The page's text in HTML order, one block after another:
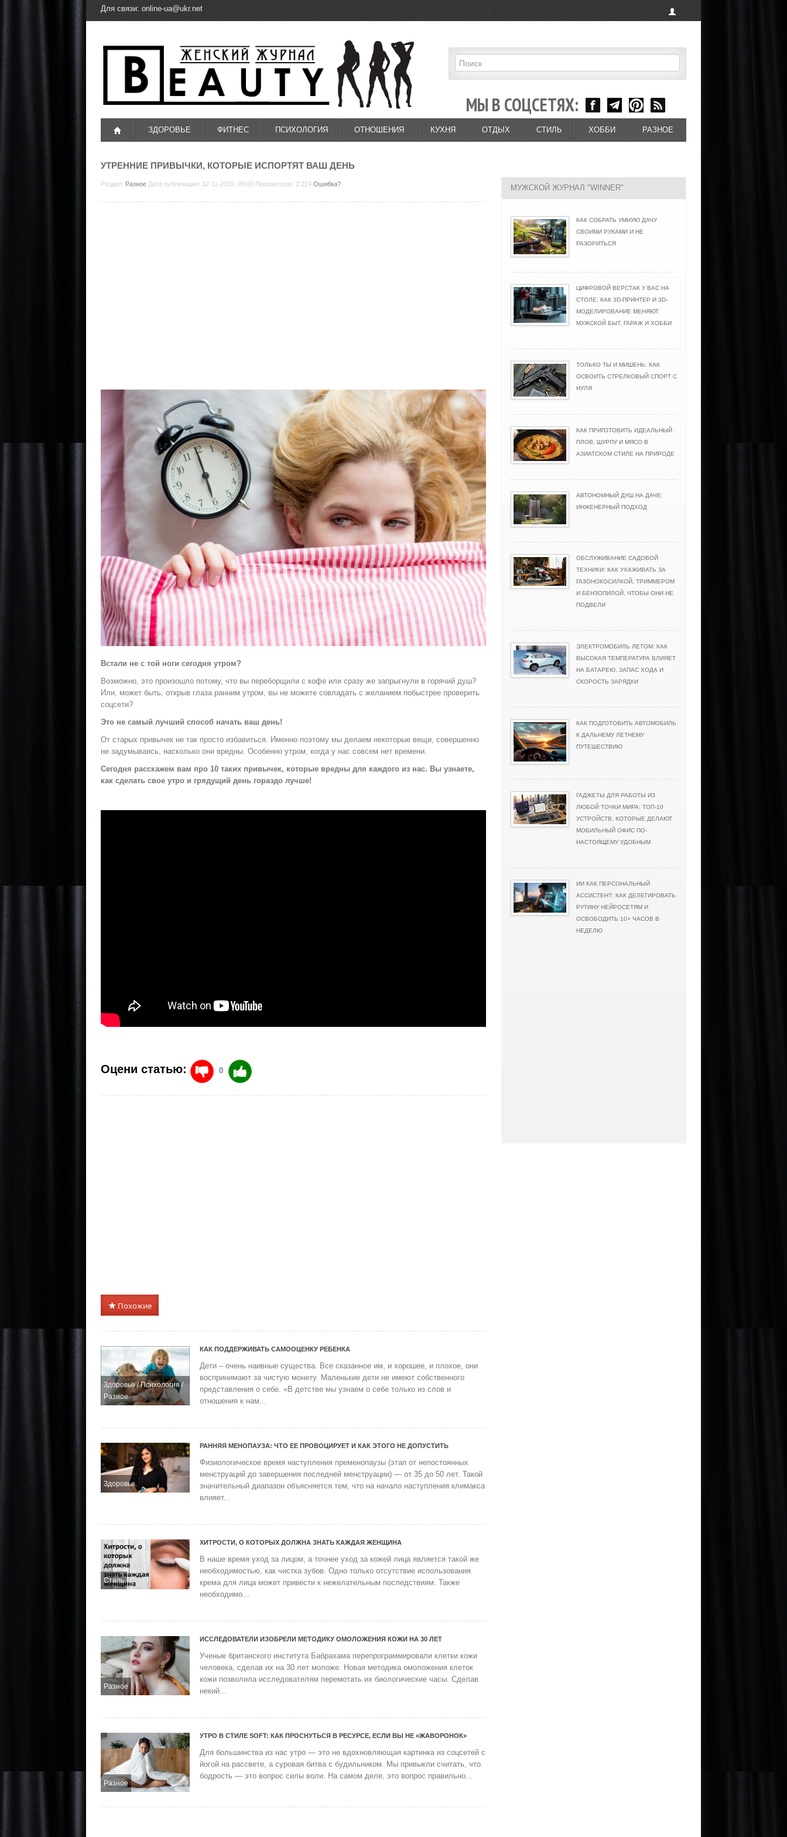
Для связи: online-ua@ukr.net
МЫ В СОЦСЕТЯХ:
ЗДОРОВЬЕ ФИТНЕС ПСИХОЛОГИЯ ОТНОШЕНИЯ КУХНЯ ОТДЫХ СТИЛЬ ХОББИ РАЗНОЕ
УТРЕННИЕ ПРИВЫЧКИ, КОТОРЫЕ ИСПОРТЯТ ВАШ ДЕНЬ
Раздел: Разное Дата публикации: 12-11-2019, 09:00 Просмотров: 2 224 Ошибка?
Встали не с той ноги сегодня утром?
Возможно, это произошло потому, что вы переборщили с кофе или сразу же запрыгнули в горячий душ?
Или, может быть, открыв глаза ранним утром, вы не можете совладать с желанием побыстрее проверить
соцсети?
Это не самый лучший способ начать ваш день!
От старых привычек не так просто избавиться. Именно поэтому мы делаем некоторые вещи, совершенно
не задумываясь, насколько они вредны. Особенно утром, когда у нас совсем нет времени.
Сегодня расскажем вам про 10 таких привычек, которые вредны для каждого из нас. Вы узнаете,
как сделать свое утро и грядущий день гораздо лучше!
Оцени статью: 0
Похожие
Здоровье/Психология/
Разное
КАК ПОДДЕРЖИВАТЬ САМООЦЕНКУ РЕБЕНКА
Дети – очень наивные существа. Все сказанное им, и хорошее, и плохое, они
воспринимают за чистую монету. Маленькие дети не имеют собственного
представления о себе. «В детстве мы узнаем о себе только из слов и
отношения к нам...
Здоровье
РАННЯЯ МЕНОПАУЗА: ЧТО ЕЕ ПРОВОЦИРУЕТ И КАК ЭТОГО НЕ ДОПУСТИТЬ
Физиологическое время наступления пременопаузы (этап от непостоянных
менструаций до завершения последней менструации) — от 35 до 50 лет. Такой
значительный диапазон объясняется тем, что на начало наступления климакса
влияет...
Стиль
ХИТРОСТИ, О КОТОРЫХ ДОЛЖНА ЗНАТЬ КАЖДАЯ ЖЕНЩИНА
В наше время уход за лицом, а точнее уход за кожей лица является такой же
необходимостью, как чистка зубов. Одно только отсутствие использования
крема для лица может привести к нежелательным последствиям. Также
необходимо...
Разное
ИССЛЕДОВАТЕЛИ ИЗОБРЕЛИ МЕТОДИКУ ОМОЛОЖЕНИЯ КОЖИ НА 30 ЛЕТ
Ученые британского института Бабрахама перепрограммировали клетки кожи
человека, сделав их на 30 лет моложе. Новая методика омоложения клеток
кожи позволила исследователям перемотать их биологические часы. Сделав
некий...
Разное
УТРО В СТИЛЕ SOFT: КАК ПРОСНУТЬСЯ В РЕСУРСЕ, ЕСЛИ ВЫ НЕ «ЖАВОРОНОК»
Для большинства из нас утро — это не вдохновляющая картинка из соцсетей с
йогой на рассвете, а суровая битва с будильником. Мы привыкли считать, что
бодрость — это вопрос силы воли. На самом деле, это вопрос правильно...
МУЖСКОЙ ЖУРНАЛ "WINNER"
КАК СОБРАТЬ УМНУЮ ДАЧУ
СВОИМИ РУКАМИ И НЕ
РАЗОРИТЬСЯ
ЦИФРОВОЙ ВЕРСТАК У ВАС НА
СТОЛЕ: КАК 3D-ПРИНТЕР И 3D-
МОДЕЛИРОВАНИЕ МЕНЯЮТ
МУЖСКОЙ БЫТ, ГАРАЖ И ХОББИ
ТОЛЬКО ТЫ И МИШЕНЬ: КАК
ОСВОИТЬ СТРЕЛКОВЫЙ СПОРТ С
НУЛЯ
КАК ПРИГОТОВИТЬ ИДЕАЛЬНЫЙ
ПЛОВ, ШУРПУ И МЯСО В
АЗИАТСКОМ СТИЛЕ НА ПРИРОДЕ
АВТОНОМНЫЙ ДУШ НА ДАЧЕ:
ИНЖЕНЕРНЫЙ ПОДХОД
ОБСЛУЖИВАНИЕ САДОВОЙ
ТЕХНИКИ: КАК УХАЖИВАТЬ ЗА
ГАЗОНОКОСИЛКОЙ, ТРИММЕРОМ
И БЕНЗОПИЛОЙ, ЧТОБЫ ОНИ НЕ
ПОДВЕЛИ
ЭЛЕКТРОМОБИЛЬ ЛЕТОМ: КАК
ВЫСОКАЯ ТЕМПЕРАТУРА ВЛИЯЕТ
НА БАТАРЕЮ, ЗАПАС ХОДА И
СКОРОСТЬ ЗАРЯДКИ
КАК ПОДГОТОВИТЬ АВТОМОБИЛЬ
К ДАЛЬНЕМУ ЛЕТНЕМУ
ПУТЕШЕСТВИЮ
ГАДЖЕТЫ ДЛЯ РАБОТЫ ИЗ
ЛЮБОЙ ТОЧКИ МИРА: ТОП-10
УСТРОЙСТВ, КОТОРЫЕ ДЕЛАЮТ
МОБИЛЬНЫЙ ОФИС ПО-
НАСТОЯЩЕМУ УДОБНЫМ
ИИ КАК ПЕРСОНАЛЬНЫЙ
АССИСТЕНТ: КАК ДЕЛЕГИРОВАТЬ
РУТИНУ НЕЙРОСЕТЯМ И
ОСВОБОДИТЬ 10+ ЧАСОВ В
НЕДЕЛЮ